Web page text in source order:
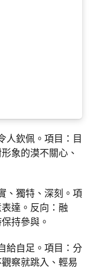
人欽佩。項目：目
象的漠不關心、
、獨特、深刻。項
達。反向：融
持參與。
給自足。項目：分
察就跳入、輕易